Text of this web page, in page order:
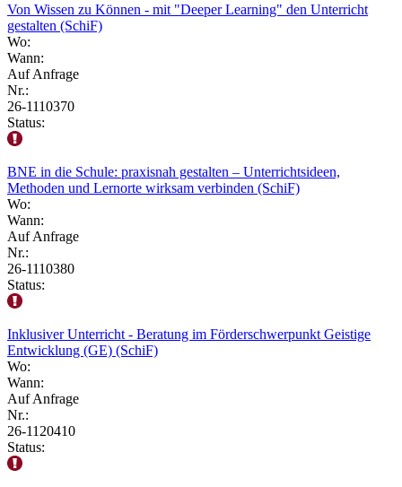
Von Wissen zu Können - mit "Deeper Learning" den Unterricht
gestalten (SchiF)
Wo:
Wann:
Auf Anfrage
Nr.:
26-1110370
Status:
BNE in die Schule: praxisnah gestalten – Unterrichtsideen,
Methoden und Lernorte wirksam verbinden (SchiF)
Wo:
Wann:
Auf Anfrage
Nr.:
26-1110380
Status:
Inklusiver Unterricht - Beratung im Förderschwerpunkt Geistige
Entwicklung (GE) (SchiF)
Wo:
Wann:
Auf Anfrage
Nr.:
26-1120410
Status: